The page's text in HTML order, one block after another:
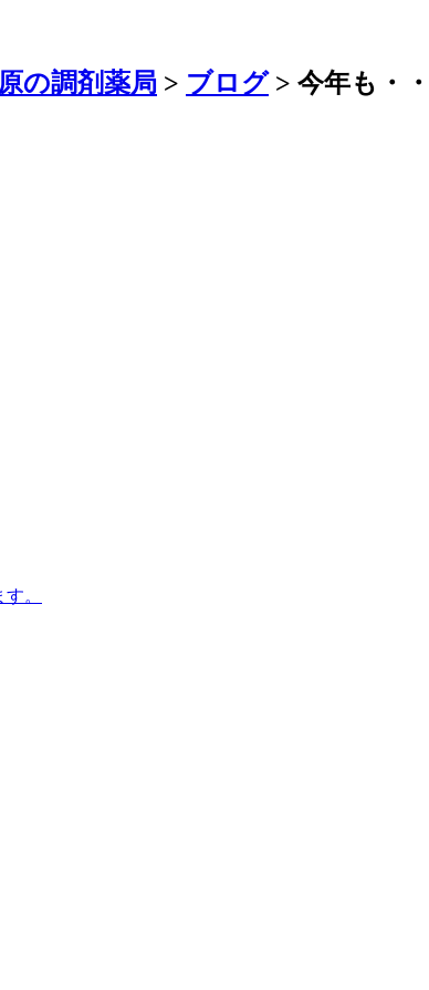
の調剤薬局 > ブログ> 今年も・・